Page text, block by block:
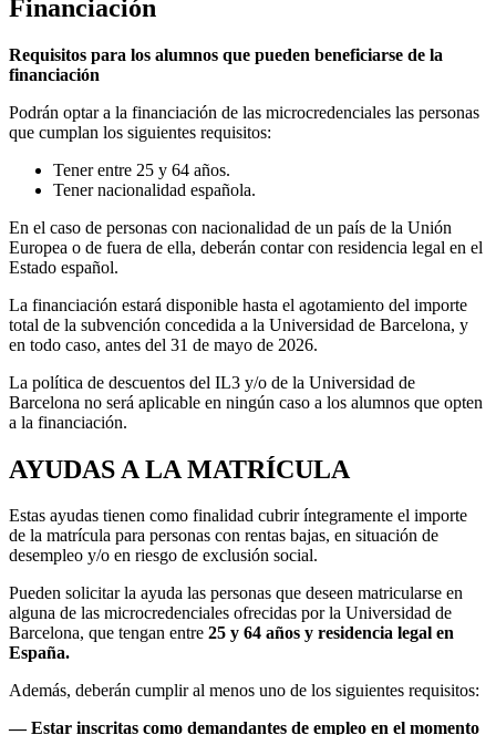
Financiación
Requisitos para los alumnos que pueden beneficiarse de la
financiación
Podrán optar a la financiación de las microcredenciales las personas
que cumplan los siguientes requisitos:
Tener entre 25 y 64 años.
Tener nacionalidad española.
En el caso de personas con nacionalidad de un país de la Unión
Europea o de fuera de ella, deberán contar con residencia legal en el
Estado español.
La financiación estará disponible hasta el agotamiento del importe
total de la subvención concedida a la Universidad de Barcelona, y
en todo caso, antes del 31 de mayo de 2026.
La política de descuentos del IL3 y/o de la Universidad de
Barcelona no será aplicable en ningún caso a los alumnos que opten
a la financiación.
AYUDAS A LA MATRÍCULA
Estas ayudas tienen como finalidad cubrir íntegramente el importe
de la matrícula para personas con rentas bajas, en situación de
desempleo y/o en riesgo de exclusión social.
Pueden solicitar la ayuda las personas que deseen matricularse en
alguna de las microcredenciales ofrecidas por la Universidad de
Barcelona, que tengan entre 25 y 64 años y residencia legal en
España.
Además, deberán cumplir al menos uno de los siguientes requisitos:
— Estar inscritas como demandantes de empleo en el momento